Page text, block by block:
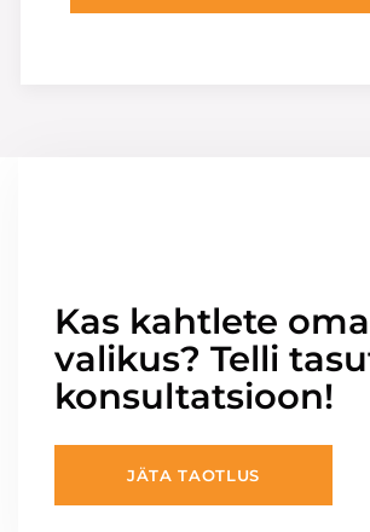
Kas kahtlete oma
valikus? Telli
konsultatsioon!
JÄTA TAOTLUS